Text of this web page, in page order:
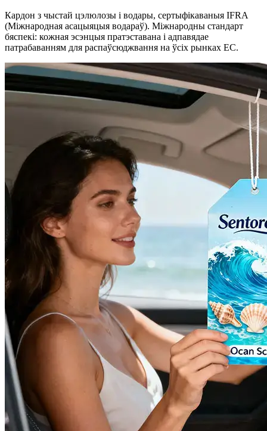
Кардон з чыстай цэлюлозы і водары, сертыфікаваныя IFRA
(Міжнародная асацыяцыя водараў). Міжнародны стандарт
бяспекі: кожная эсэнцыя пратэставана і адпавядае
патрабаванням для распаўсюджвання на ўсіх рынках ЕС.